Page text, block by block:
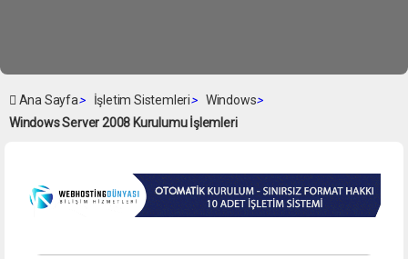
Ana Sayfa> İşletim Sistemleri> Windows>
Windows Server 2008 Kurulumu İşlemleri